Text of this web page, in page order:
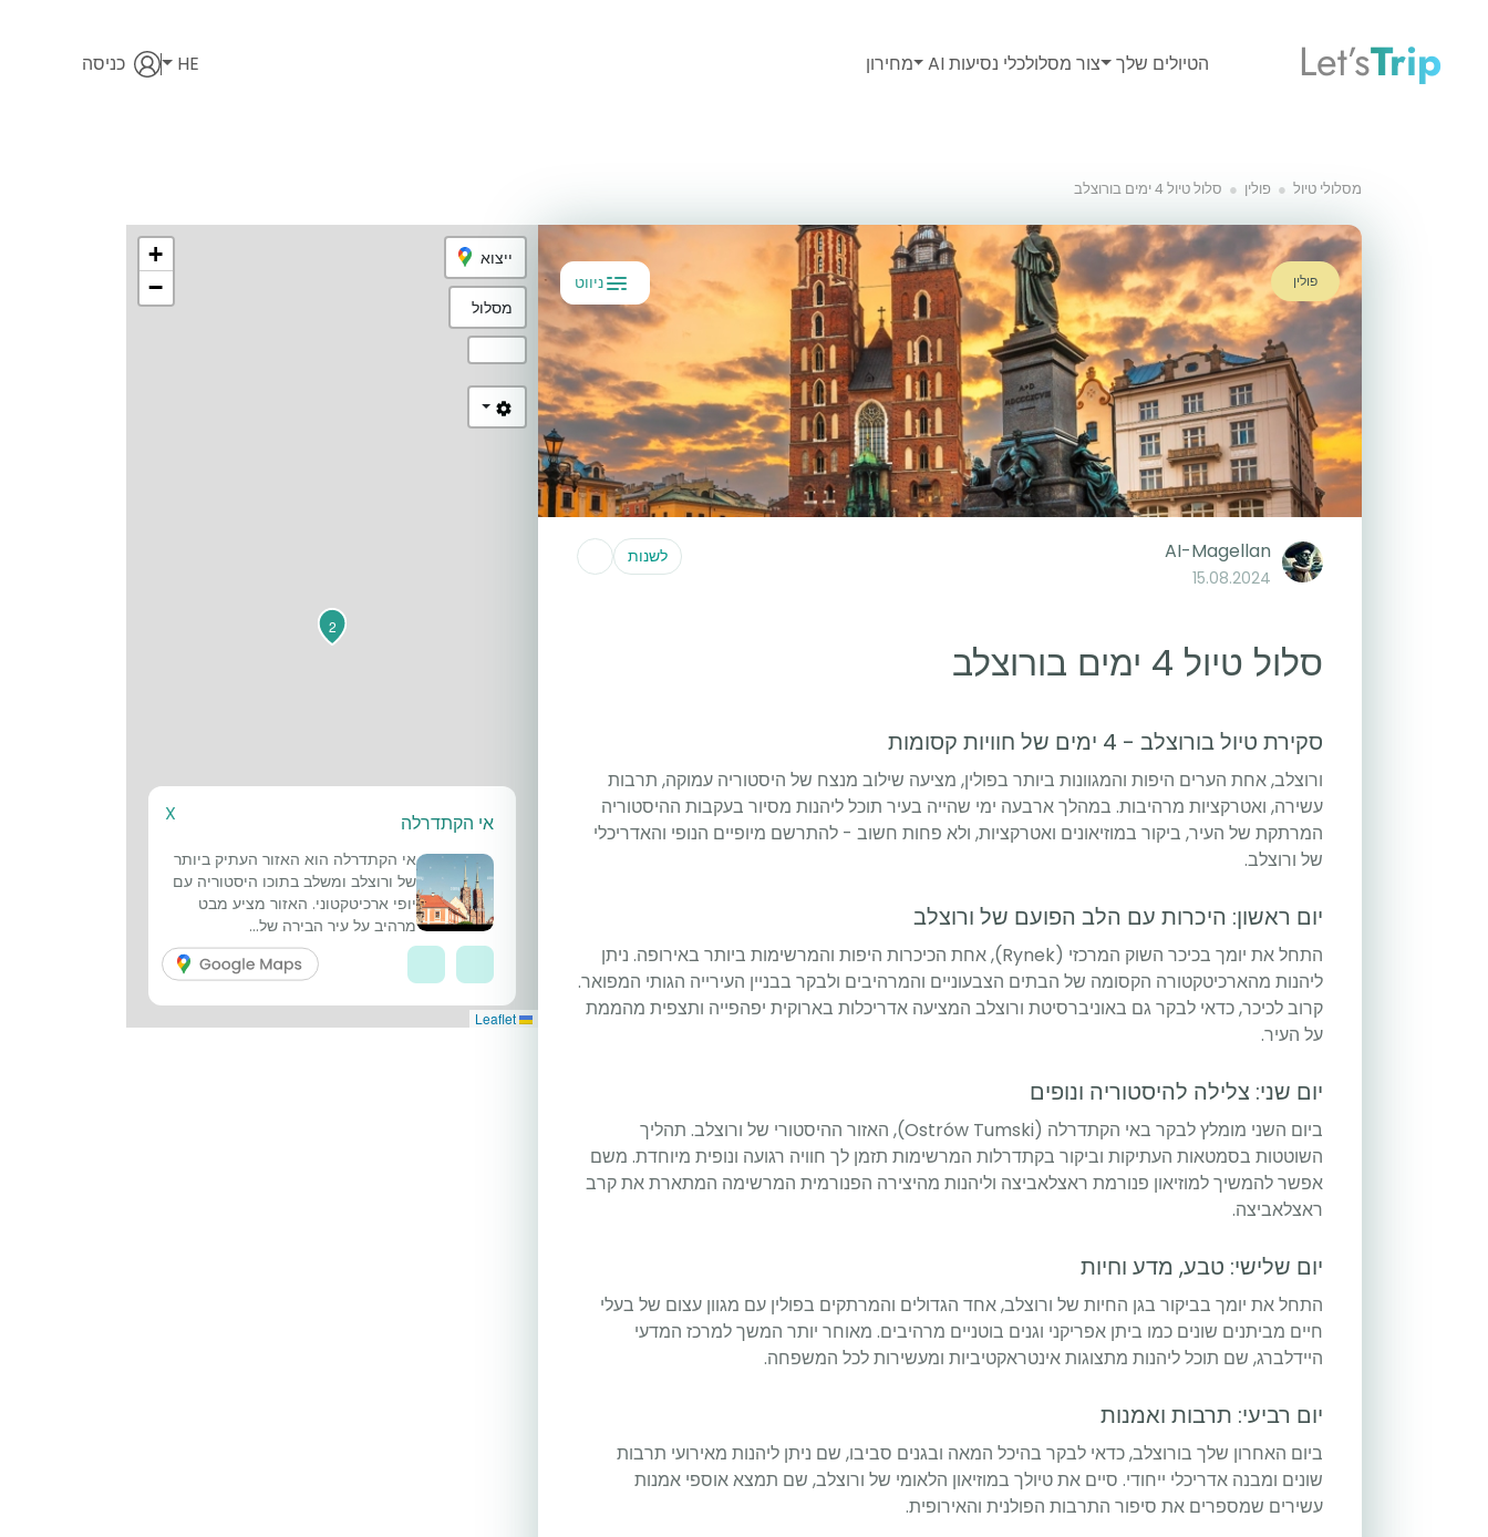
Let’sTrip הטיולים שלך צור מסלולכלי נסיעות AI מחירון HE כניסה
מסלולי טיול פולין סלול טיול 4 ימים בורוצלב
ניווט פולין
AI-Magellan
15.08.2024
לשנות
סלול טיול 4 ימים בורוצלב
סקירת טיול בורוצלב - 4 ימים של חוויות קסומות
ורוצלב, אחת הערים היפות והמגוונות ביותר בפולין, מציעה שילוב מנצח של היסטוריה עמוקה, תרבות
עשירה, ואטרקציות מרהיבות. במהלך ארבעה ימי שהייה בעיר תוכל ליהנות מסיור בעקבות ההיסטוריה
המרתקת של העיר, ביקור במוזיאונים ואטרקציות, ולא פחות חשוב - להתרשם מיופיים הנופי והאדריכלי
של ורוצלב.
יום ראשון: היכרות עם הלב הפועם של ורוצלב
התחל את יומך בכיכר השוק המרכזי (Rynek), אחת הכיכרות היפות והמרשימות ביותר באירופה. ניתן
ליהנות מהארכיטקטורה הקסומה של הבתים הצבעוניים והמרהיבים ולבקר בבניין העירייה הגותי המפואר.
קרוב לכיכר, כדאי לבקר גם באוניברסיטת ורוצלב המציעה אדריכלות בארוקית יפהפייה ותצפית מהממת
על העיר.
יום שני: צלילה להיסטוריה ונופים
ביום השני מומלץ לבקר באי הקתדרלה (Ostrów Tumski), האזור ההיסטורי של ורוצלב. תהליך
השוטטות בסמטאות העתיקות וביקור בקתדרלות המרשימות תזמן לך חוויה רגועה ונופית מיוחדת. משם
אפשר להמשיך למוזיאון פנורמת ראצלאביצה וליהנות מהיצירה הפנורמית המרשימה המתארת את קרב
ראצלאביצה.
יום שלישי: טבע, מדע וחיות
התחל את יומך בביקור בגן החיות של ורוצלב, אחד הגדולים והמרתקים בפולין עם מגוון עצום של בעלי
חיים מביתנים שונים כמו ביתן אפריקני וגנים בוטניים מרהיבים. מאוחר יותר המשך למרכז המדעי
היידלברג, שם תוכל ליהנות מתצוגות אינטראקטיביות ומעשירות לכל המשפחה.
יום רביעי: תרבות ואמנות
ביום האחרון שלך בורוצלב, כדאי לבקר בהיכל המאה ובגנים סביבו, שם ניתן ליהנות מאירועי תרבות
שונים ומבנה אדריכלי ייחודי. סיים את טיולך במוזיאון הלאומי של ורוצלב, שם תמצא אוספי אמנות
עשירים שמספרים את סיפור התרבות הפולנית והאירופית.
2
+
−
ייצוא
מסלול
X אי הקתדרלה
אי הקתדרלה הוא האזור העתיק ביותר
של ורוצלב ומשלב בתוכו היסטוריה עם
יופי ארכיטקטוני. האזור מציע מבט
מרהיב על עיר הבירה של...